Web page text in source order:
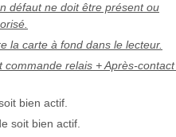
défaut ne doit être présent ou
la carte à fond dans le lecteur.
commande relais + Après-
bien actif.
soit bien actif.